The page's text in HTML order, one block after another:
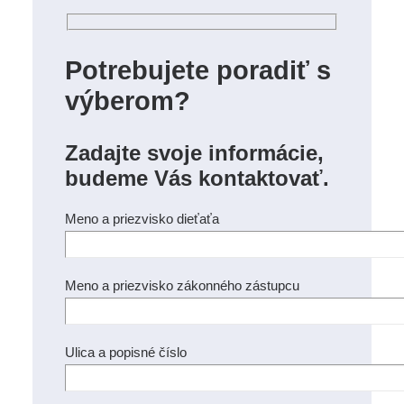
Potrebujete poradiť s
výberom?
Zadajte svoje informácie,
budeme Vás kontaktovať.
Meno a priezvisko dieťaťa
Meno a priezvisko zákonného zástupcu
Ulica a popisné číslo